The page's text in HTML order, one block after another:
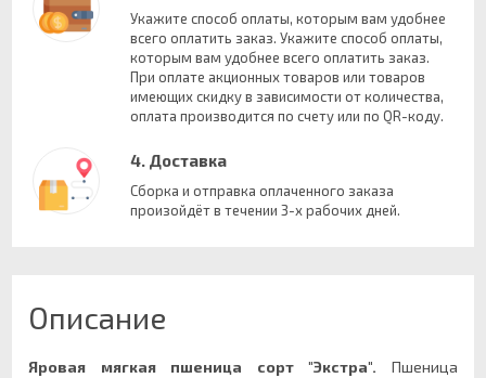
Укажите способ оплаты, которым вам удобнее
всего оплатить заказ. Укажите способ оплаты,
которым вам удобнее всего оплатить заказ.
При оплате акционных товаров или товаров
имеющих скидку в зависимости от количества,
оплата производится по счету или по QR-коду.
4. Доставка
Сборка и отправка оплаченного заказа
произойдёт в течении 3-х рабочих дней.
Описание
Яровая мягкая пшеница сорт "Экстра". Пшеница